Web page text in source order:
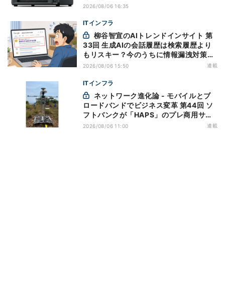
2026/08/06 16:35
ITインフラ
33回 生成AIの会話履歴は検索履歴より
もリスキー？今のうちに情報漏洩対策を
万全にしておこう
2026/08/06 15:50 連載
ITインフラ
ロードバンドでビジネス変革 第44回 ソ
フトバンクが「HAPS」のプレ商用サー
ビス開始を表明、本格的な商用展開のめ
2026/08/06 11:00 連載